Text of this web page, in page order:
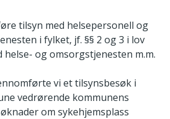
tilsyn med helsepersonell og
i fylket, jf. §§ 2 og 3 i lov
og omsorgstjenesten m.m.
vi et tilsynsbesøk i
vedrørende kommunens
om sykehjemsplass